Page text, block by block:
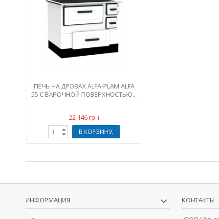
ПЕЧЬ НА ДРОВАХ ALFA-PLAM ALFA
55 С ВАРОЧНОЙ ПОВЕРХНОСТЬЮ...
22 146 грн
В КОРЗИНУ.
ИНФОРМАЦИЯ КОНТАКТЫ